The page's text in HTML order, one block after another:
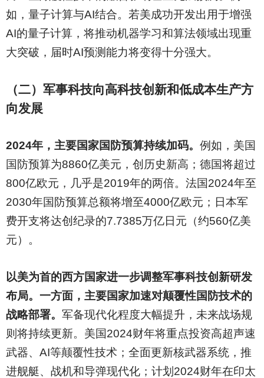
如，量子计算与AI结合。若美成功开发出用于增强
AI的量子计算，将推动机器学习和算法领域出现重
大突破，届时AI预测能力将变得十分强大。
（二）军事科技向高科技创新和低成本生产方
向发展
2024年，主要国家国防预算持续加码。 例如，美国
国防预算为8860亿美元，创历史新高；德国将超过
800亿欧元，几乎是2019年的两倍。法国2024年至
2030年国防预算总额将增至4000亿欧元；日本军
费开支将达创纪录的7.7385万亿日元（约560亿美
元）。
以美为首的西方国家进一步调整军事科技创新研发
布局。一方面，主要国家加速对颠覆性国防技术的
战略部署。 军备现代化程度大幅提升，未来战场规
则将持续更新。美国2024财年将重点投资高超声速
武器、AI等颠覆性技术；全面更新核武器系统，推
进舰艇、战机和导弹现代化；计划2024财年在印太